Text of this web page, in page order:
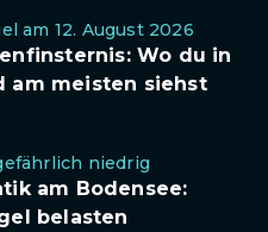
am 12. August 2026
Wo du in
am meisten siehst
niedrig
am Bodensee:
belasten